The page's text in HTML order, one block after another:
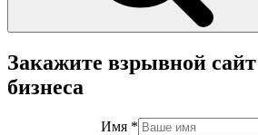
Закажите взрывной сайт
бизнеса
Имя *